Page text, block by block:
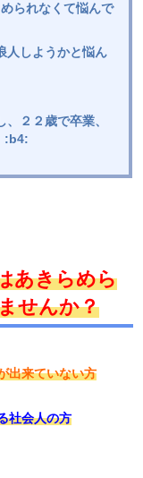
られなくて悩んで
人しようかと悩ん
２２歳で卒業、
:b4:
あきらめら
せんか？
出来ていない方
社会人の方